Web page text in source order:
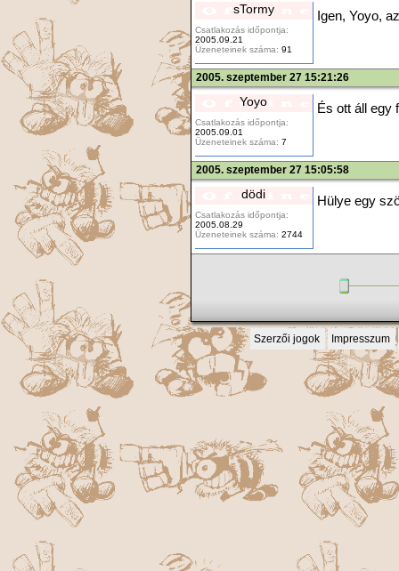
sTormy
Csatlakozás időpontja:
2005.09.21
Üzeneteinek száma: 91
Igen, Yoyo,
2005. szeptember 27 15:21:26
Yoyo
Csatlakozás időpontja:
2005.09.01
Üzeneteinek száma: 7
És ott áll egy
2005. szeptember 27 15:05:58
dödi
Csatlakozás időpontja:
2005.08.29
Üzeneteinek száma: 2744
Hülye egy
Szerzői jogok Impresszum